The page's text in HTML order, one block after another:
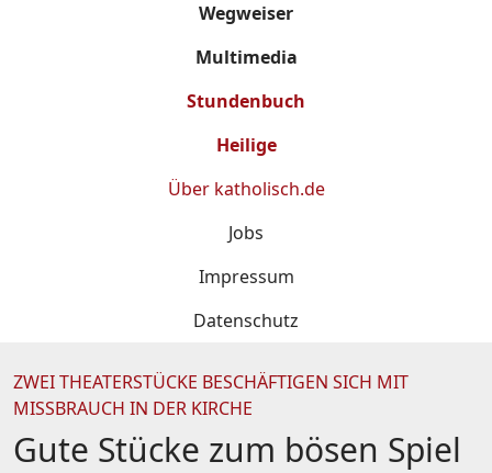
Wegweiser
Multimedia
Stundenbuch
Heilige
Über katholisch.de
Jobs
Impressum
Datenschutz
ZWEI THEATERSTÜCKE BESCHÄFTIGEN SICH MIT
MISSBRAUCH IN DER KIRCHE
Gute Stücke zum bösen Spiel